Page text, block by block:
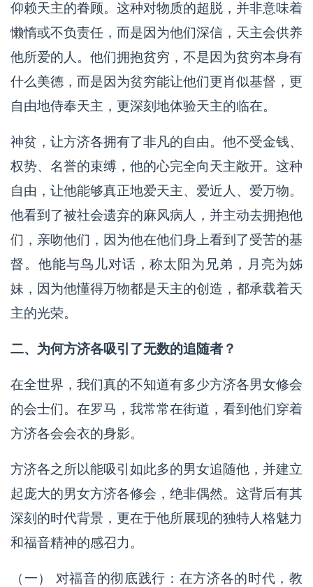
仰赖天主的眷顾。这种对物质的超脱，并非意味着
懒惰或不负责任，而是因为他们深信，天主会供养
他所爱的人。他们拥抱贫穷，不是因为贫穷本身有
什么美德，而是因为贫穷能让他们更肖似基督，更
自由地侍奉天主，更深刻地体验天主的临在。
神贫，让方济各拥有了非凡的自由。他不受金钱、
权势、名誉的束缚，他的心完全向天主敞开。这种
自由，让他能够真正地爱天主、爱近人、爱万物。
他看到了被社会遗弃的麻风病人，并主动去拥抱他
们，亲吻他们，因为他在他们身上看到了受苦的基
督。他能与鸟儿对话，称太阳为兄弟，月亮为姊
妹，因为他懂得万物都是天主的创造，都承载着天
主的光荣。
二、为何方济各吸引了无数的追随者？
在全世界，我们真的不知道有多少方济各男女修会
的会士们。在罗马，我常常在街道，看到他们穿着
方济各会会衣的身影。
方济各之所以能吸引如此多的男女追随他，并建立
起庞大的男女方济各修会，绝非偶然。这背后有其
深刻的时代背景，更在于他所展现的独特人格魅力
和福音精神的感召力。
（一） 对福音的彻底践行：在方济各的时代，教